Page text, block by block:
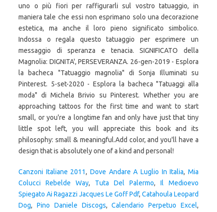
uno o più fiori per raffigurarli sul vostro tatuaggio, in
maniera tale che essi non esprimano solo una decorazione
estetica, ma anche il loro pieno significato simbolico.
Indossa o regala questo tatuaggio per esprimere un
messaggio di speranza e tenacia. SIGNIFICATO della
Magnolia: DIGNITA', PERSEVERANZA. 26-gen-2019 - Esplora
la bacheca "Tatuaggio magnolia" di Sonja Illuminati su
Pinterest. 5-set-2020 - Esplora la bacheca "Tatuaggi alla
moda" di Michela Brivio su Pinterest. Whether you are
approaching tattoos for the first time and want to start
small, or you're a longtime fan and only have just that tiny
little spot left, you will appreciate this book and its
philosophy: small & meaningful.Add color, and you'll have a
design that is absolutely one of a kind and personal!
Canzoni Italiane 2011,Dove Andare A Luglio In Italia,Mia
Colucci Rebelde Way, Tuta Del Palermo, Il Medioevo
Spiegato Ai Ragazzi Jacques Le Goff Pdf, Catahoula Leopard
Dog, Pino Daniele Discogs,Calendario Perpetuo Excel,